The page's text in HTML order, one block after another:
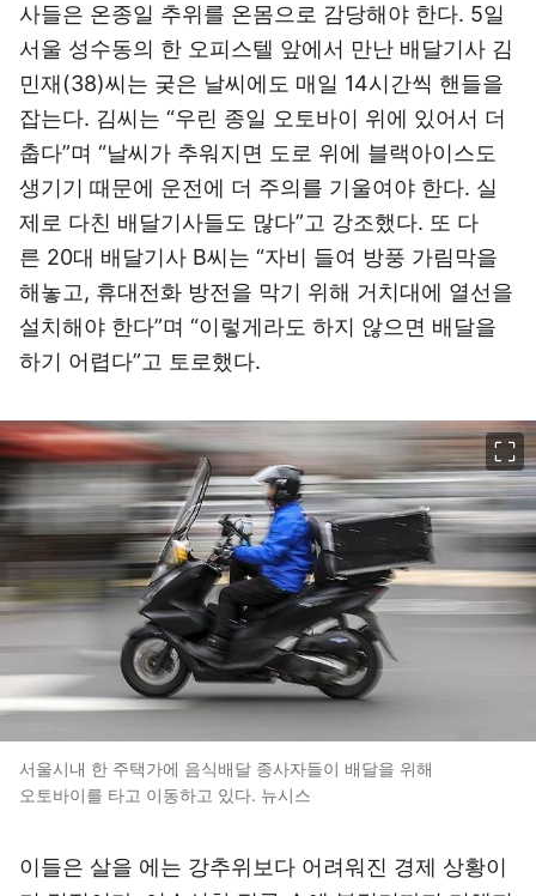
사들은 온종일 추위를 온몸으로 감당해야 한다. 5일
서울 성수동의 한 오피스텔 앞에서 만난 배달기사 김
민재(38)씨는 궂은 날씨에도 매일 14시간씩 핸들을
잡는다. 김씨는 “우린 종일 오토바이 위에 있어서 더
춥다”며 “날씨가 추워지면 도로 위에 블랙아이스도
생기기 때문에 운전에 더 주의를 기울여야 한다. 실
제로 다친 배달기사들도 많다”고 강조했다. 또 다
른 20대 배달기사 B씨는 “자비 들여 방풍 가림막을
해놓고, 휴대전화 방전을 막기 위해 거치대에 열선을
설치해야 한다”며 “이렇게라도 하지 않으면 배달을
하기 어렵다”고 토로했다.
서울시내 한 주택가에 음식배달 종사자들이 배달을 위해
오토바이를 타고 이동하고 있다. 뉴시스
이들은 살을 에는 강추위보다 어려워진 경제 상황이